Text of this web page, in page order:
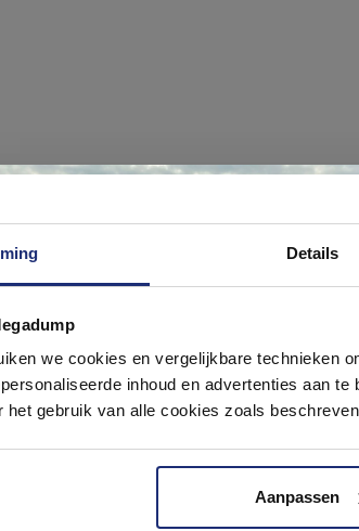
Details
we cookies en vergelijkbare technieken
inhoud en advertenties aan
het gebruik van alle cookies zoals
Aanpassen
jouw badkamer op Instagram met
omgeving vol met unieke
Ontdek 21 complete
Laat je inspireren door 21 volledig
compact tot luxe. Onze ervaren adviseurs
& sanitair direct uit voorraad. Gratis
Kom langs en ervaar zelf